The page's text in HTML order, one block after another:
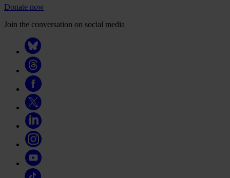
Donate now
Join the conversation on social media